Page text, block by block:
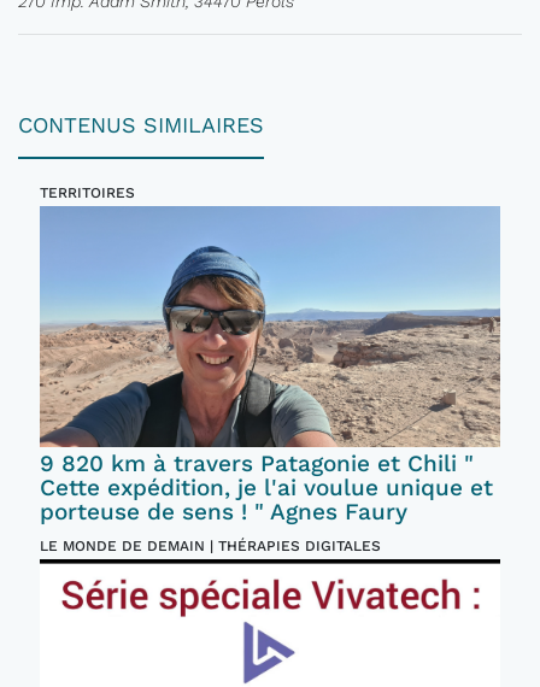
CONTENUS SIMILAIRES
TERRITOIRES
9 820 km à travers Patagonie et Chili "
Cette expédition, je l'ai voulue unique et
porteuse de sens ! " Agnes Faury
LE MONDE DE DEMAIN | THÉRAPIES DIGITALES